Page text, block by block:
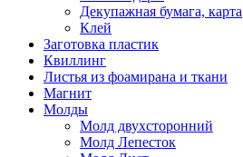
Декупажная бумага, карта
Клей
Заготовка пластик
Квиллинг
Листья из фоамирана и ткани
Магнит
Молды
Молд двухсторонний
Молд Лепесток